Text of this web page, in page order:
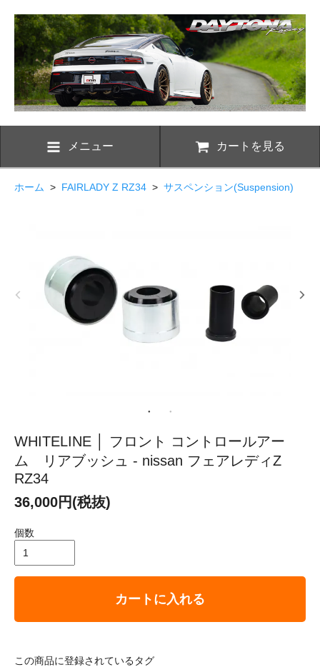
メニュー カートを見る
ホーム > FAIRLADY Z RZ34 > サスペンション(Suspension)
WHITELINE │ フロント コントロールアー
ム リアブッシュ - nissan フェアレディZ
RZ34
36,000円(税抜)
個数
カートに入れる
この商品に登録されているタグ